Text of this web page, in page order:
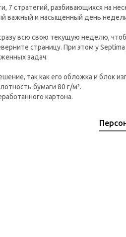
7 стратегий, разбивающихся на
важный и насыщенный день
всю свою текущую неделю,
страницу. При этом у
задач.
так как его обложка и блок
бумаги 80 г/м².
картона.